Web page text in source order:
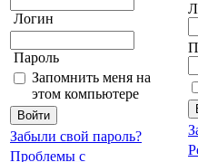
Логин
Пароль
Запомнить меня на
этом компьютере
Забыли свой пароль?
Проблемы с